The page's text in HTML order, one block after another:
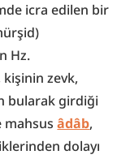
icra edilen bir
Hz.
kişinin zevk,
bularak girdiği
mahsus âdâb,
dolayı